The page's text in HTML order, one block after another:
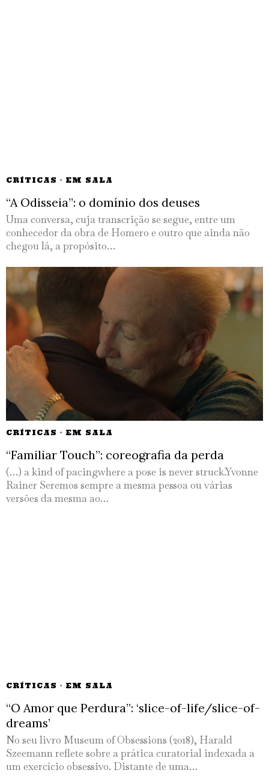
CRÍTICAS · EM SALA
“A Odisseia”: o domínio dos deuses
Uma conversa, cuja transcrição se segue, entre um
conhecedor da obra de Homero e outro que ainda não
chegou lá, a propósito…
CRÍTICAS · EM SALA
“Familiar Touch”: coreografia da perda
(…) a kind of pacingwhere a pose is never struck.Yvonne
Rainer Seremos sempre a mesma pessoa ou várias
versões da mesma ao…
CRÍTICAS · EM SALA
“O Amor que Perdura”: ‘slice-of-life/slice-of-
dreams’
No seu livro Museum of Obsessions (2018), Harald
Szeemann reflete sobre a prática curatorial indexada a
um exercício obsessivo. Distante de uma…